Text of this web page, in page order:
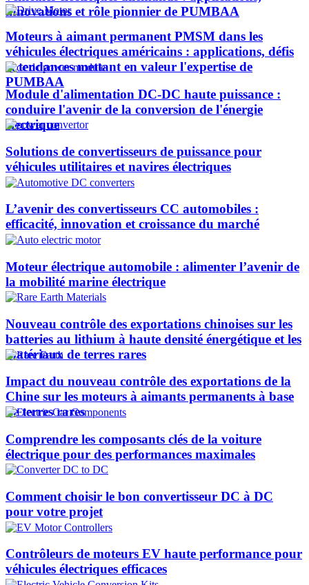
innovations et rôle pionnier de PUMBAA​
Moteurs à aimant permanent PMSM dans les
véhicules électriques américains : applications, défis
et tendances mettant en valeur l'expertise de
PUMBAA​
Module d'alimentation DC-DC haute puissance :
conduire l'avenir de la conversion de l'énergie
électrique
Solutions de convertisseurs de puissance pour
véhicules utilitaires et navires électriques
L’avenir des convertisseurs CC automobiles :
efficacité, innovation et croissance du marché
Moteur électrique automobile : alimenter l’avenir de
la mobilité marine électrique
Nouveau contrôle des exportations chinoises sur les
batteries au lithium à haute densité énergétique et les
matériaux de terres rares
Impact du nouveau contrôle des exportations de la
Chine sur les moteurs à aimants permanents à base
de terres rares
Comprendre les composants clés de la voiture
électrique pour des performances maximales
Comment choisir le bon convertisseur DC à DC
pour votre projet
Contrôleurs de moteurs EV haute performance pour
véhicules électriques efficaces